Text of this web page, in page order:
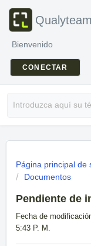
Qualyteam
Bienvenido
CONECTAR
Página principal de
Documentos
Pendiente de
Fecha de
5:43 P. M.